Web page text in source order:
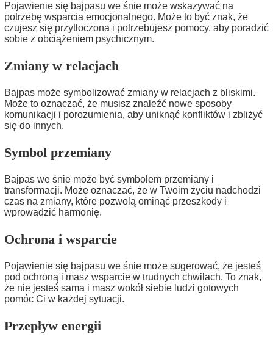
Pojawienie się bajpasu we śnie może wskazywać na
potrzebę wsparcia emocjonalnego. Może to być znak, że
czujesz się przytłoczona i potrzebujesz pomocy, aby poradzić
sobie z obciążeniem psychicznym.
Zmiany w relacjach
Bajpas może symbolizować zmiany w relacjach z bliskimi.
Może to oznaczać, że musisz znaleźć nowe sposoby
komunikacji i porozumienia, aby uniknąć konfliktów i zbliżyć
się do innych.
Symbol przemiany
Bajpas we śnie może być symbolem przemiany i
transformacji. Może oznaczać, że w Twoim życiu nadchodzi
czas na zmiany, które pozwolą ominąć przeszkody i
wprowadzić harmonię.
Ochrona i wsparcie
Pojawienie się bajpasu we śnie może sugerować, że jesteś
pod ochroną i masz wsparcie w trudnych chwilach. To znak,
że nie jesteś sama i masz wokół siebie ludzi gotowych
pomóc Ci w każdej sytuacji.
Przepływ energii